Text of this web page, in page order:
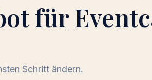
für
Schritt ändern.